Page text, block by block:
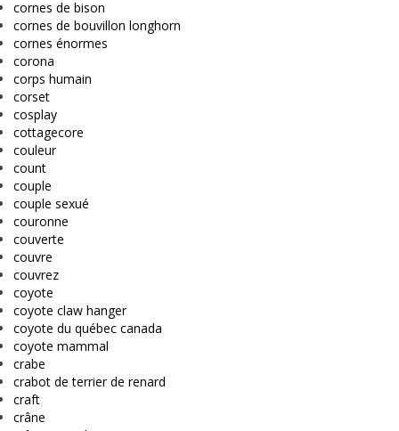
cornes de bison
cornes de bouvillon longhorn
cornes énormes
corona
corps humain
corset
cosplay
cottagecore
couleur
count
couple
couple sexué
couronne
couverte
couvre
couvrez
coyote
coyote claw hanger
coyote du québec canada
coyote mammal
crabe
crabot de terrier de renard
craft
crâne